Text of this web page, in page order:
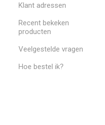
Klant adressen
Recent bekeken
producten
Veelgestelde vragen
Hoe bestel ik?